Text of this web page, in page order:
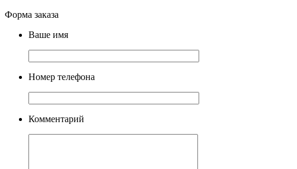
Форма заказа
Ваше имя
Номер телефона
Комментарий